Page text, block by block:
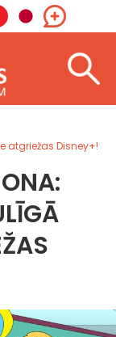
atgriežas Disney+!